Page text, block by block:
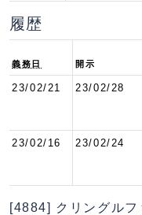
履歴
義務日 開示
23/02/21 23/02/28
23/02/16 23/02/24
[4884] クリングルフ